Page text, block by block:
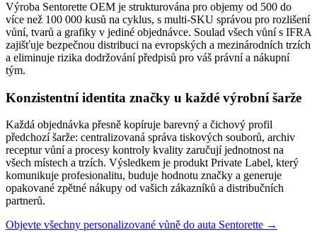
Výroba Sentorette OEM je strukturována pro objemy od 500 do
více než 100 000 kusů na cyklus, s multi-SKU správou pro rozlišení
vůní, tvarů a grafiky v jediné objednávce. Soulad všech vůní s IFRA
zajišťuje bezpečnou distribuci na evropských a mezinárodních trzích
a eliminuje rizika dodržování předpisů pro váš právní a nákupní
tým.
Konzistentní identita značky u každé výrobní šarže
Každá objednávka přesně kopíruje barevný a čichový profil
předchozí šarže: centralizovaná správa tiskových souborů, archiv
receptur vůní a procesy kontroly kvality zaručují jednotnost na
všech místech a trzích. Výsledkem je produkt Private Label, který
komunikuje profesionalitu, buduje hodnotu značky a generuje
opakované zpětné nákupy od vašich zákazníků a distribučních
partnerů.
Objevte všechny personalizované vůně do auta Sentorette →